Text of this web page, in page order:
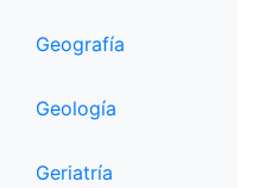
Geografía
Geología
Geriatría